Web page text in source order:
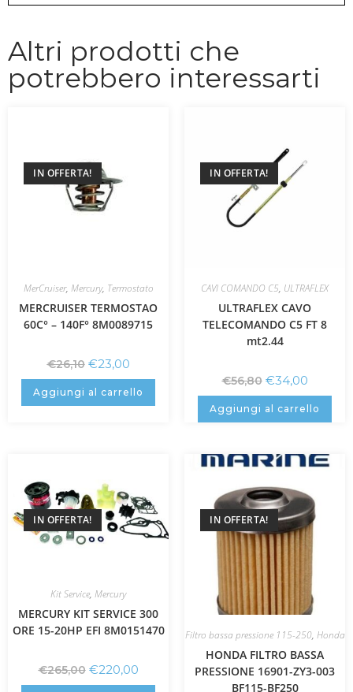
Altri prodotti che
potrebbero interessarti
IN OFFERTA!
MerCruiser, Mercury, Termostato
MERCRUISER TERMOSTAO
60C° – 140F° 8M0089715
€26,10 €23,00
Aggiungi al carrello
IN OFFERTA!
CAVI COMANDO C5, ULTRAFLEX
ULTRAFLEX CAVO
TELECOMANDO C5 FT 8
mt2.44
€56,80 €34,00
Aggiungi al carrello
IN OFFERTA!
Kit Service, Mercury
MERCURY KIT SERVICE 300
ORE 15-20HP EFI 8M0151470
€265,00 €220,00
IN OFFERTA!
Filtro bassa pressione 115-250, Honda
HONDA FILTRO BASSA
PRESSIONE 16901-ZY3-003
BF115-BF250